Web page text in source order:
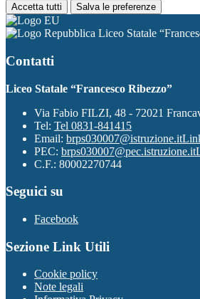
Accetta tutti Salva le preferenze
Liceo Statale
Contatti
Liceo Statale “Francesco Ribezzo”
Via Fabio FILZI, 48 - 72021
Tel: Tel 0831-841415
Email: brps030007@istruzione.it
PEC: brps030007@pec.istruzione.it
C.F.: 80002270744
Seguici su
Facebook
Sezione Link Utili
Cookie policy
Note legali